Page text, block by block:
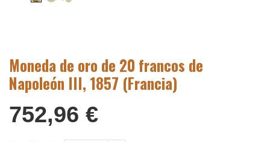
Moneda de oro de 20 francos de
Napoleón III, 1857 (Francia)
752,96 €